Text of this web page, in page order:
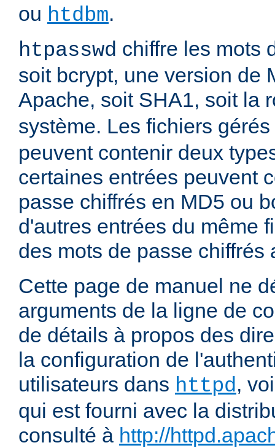
ou htdbm.
htpasswd chiffre les mots
soit bcrypt, une version de
Apache, soit SHA1, soit la
système. Les fichiers
peuvent contenir deux
certaines entrées peuvent
passe chiffrés en MD5 ou
d'autres entrées du même
des mots de passe chiffrés
Cette page de manuel ne
arguments de la ligne de
de détails à propos des
la configuration de
utilisateurs dans httpd,
qui est fourni avec la
consulté à http://